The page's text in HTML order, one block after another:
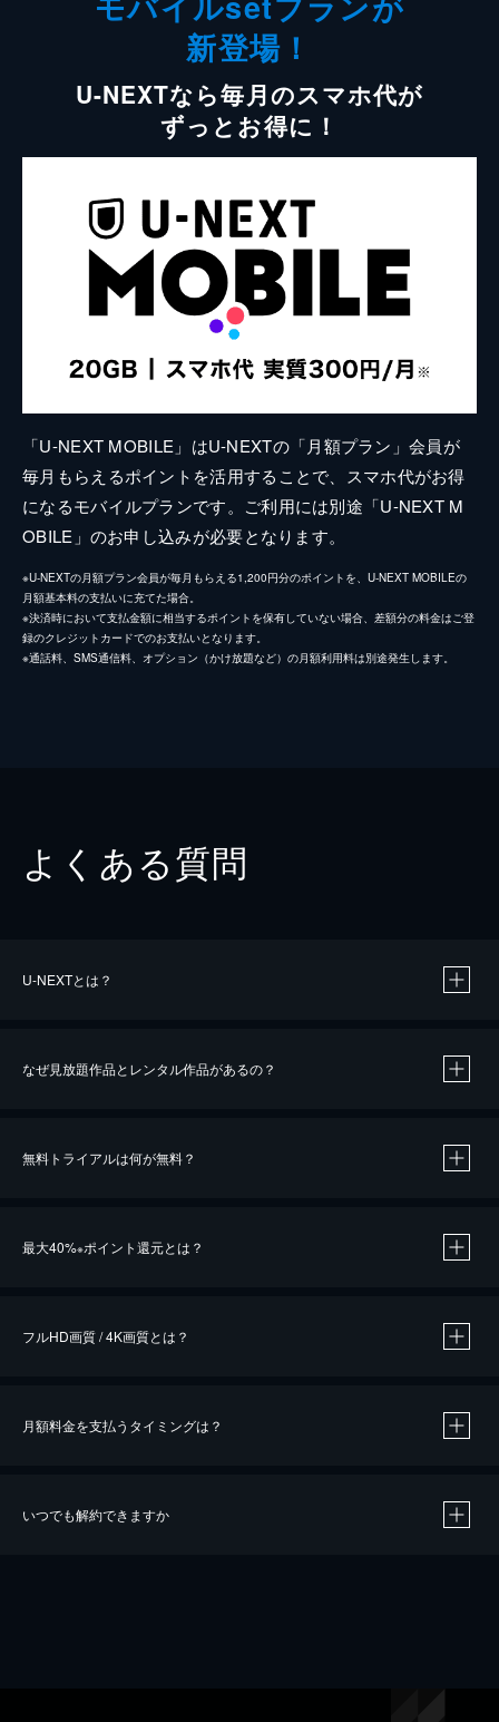
新登場！
U-NEXTなら毎月のスマホ代が
ずっとお得に！
「U-NEXT MOBILE」はU-NEXTの「月額プラン」会員が
毎月もらえるポイントを活用することで、スマホ代がお得
になるモバイルプランです。ご利用には別途「U-NEXT M
OBILE」のお申し込みが必要となります。
※U-NEXTの月額プラン会員が毎月もらえる1,200円分のポイントを、U-NEXT MOBILEの
月額基本料の支払いに充てた場合。
※決済時において支払金額に相当するポイントを保有していない場合、差額分の料金はご登
録のクレジットカードでのお支払いとなります。
※通話料、SMS通信料、オプション（かけ放題など）の月額利用料は別途発生します。
よくある質問
U-NEXTとは？
なぜ見放題作品とレンタル作品があるの？
無料トライアルは何が無料？
最大40%※ポイント還元とは？
※40％ポイント還元の対象は、クレジットカード決済による作品の購入 / レンタルです。
iOSアプリのUコイン決済による作品の購入 / レンタルは、20％のポイント還元です。
フルHD画質 / 4K画質とは？
月額料金を支払うタイミングは？
いつでも解約できますか